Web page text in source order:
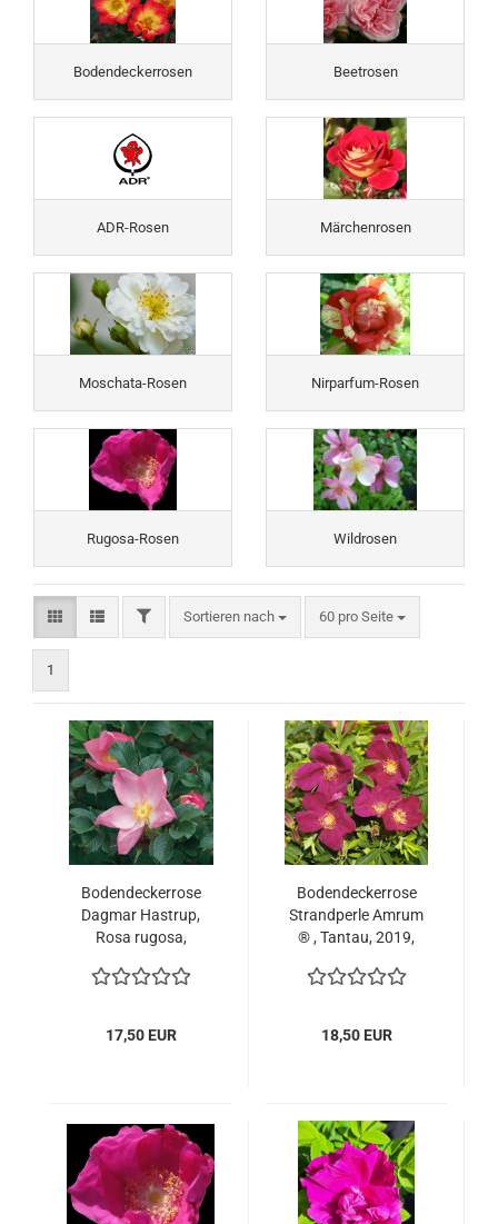
Bodendeckerrosen Beetrosen
ADR-Rosen Märchenrosen
Moschata-Rosen Nirparfum-Rosen
Rugosa-Rosen Wildrosen
FILTERSortieren nach
Sortieren nach 60 pro Seite
pro Seite
1
Bodendeckerrose
Dagmar Hastrup,
Rosa rugosa,
wurzelecht - Co. 5 L
17,50 EUR
Bodendeckerrose
Strandperle Amrum
® , Tantau, 2019,
18,50 EUR